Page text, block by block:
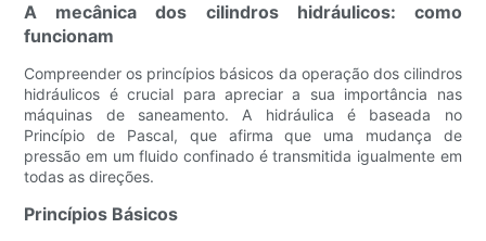
A mecânica dos cilindros hidráulicos: como
funcionam
Compreender os princípios básicos da operação dos cilindros
hidráulicos é crucial para apreciar a sua importância nas
máquinas de saneamento. A hidráulica é baseada no
Princípio de Pascal, que afirma que uma mudança de
pressão em um fluido confinado é transmitida igualmente em
todas as direções.
Princípios Básicos